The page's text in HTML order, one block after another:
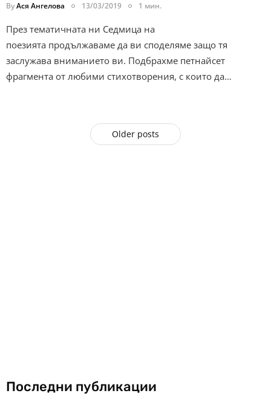
ByАся Ангелова 13/03/2019 1 мин.
През тематичната ни Седмица на
поезията продължаваме да ви споделяме защо тя
заслужава вниманието ви. Подбрахме петнайсет
фрагмента от любими стихотворения, с които да…
Older posts
Последни публикации